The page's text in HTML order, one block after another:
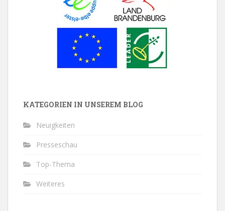
KATEGORIEN IN UNSEREM BLOG
Neuigkeiten
Presseschau
Top-Thema
Weiteres